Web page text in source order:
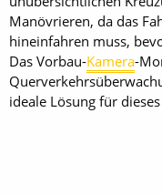
Manövrieren, da das
hineinfahren muss,
Das Vorbau-Kamera-
ideale Lösung für